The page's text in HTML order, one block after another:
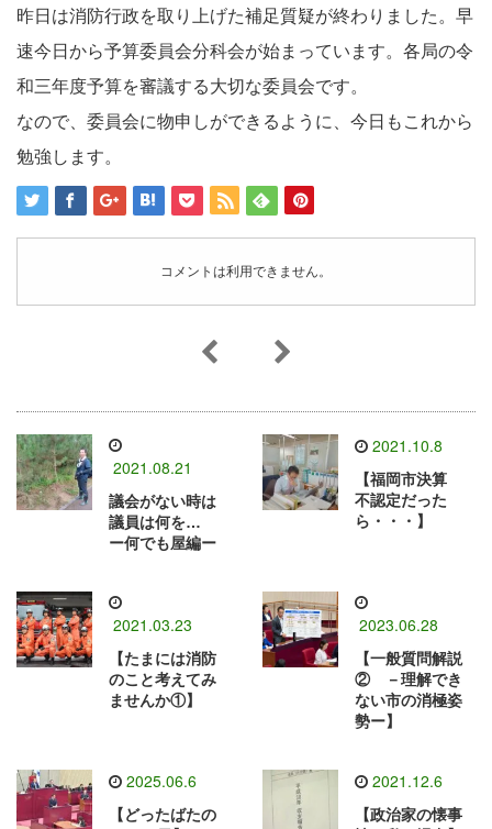
昨日は消防行政を取り上げた補足質疑が終わりました。早
速今日から予算委員会分科会が始まっています。各局の令
和三年度予算を審議する大切な委員会です。
なので、委員会に物申しができるように、今日もこれから
勉強します。
コメントは利用できません。
2021.08.21
議会がない時は
議員は何を…
ー何でも屋編ー
2021.10.8
【福岡市決算
不認定だった
ら・・・】
2021.03.23
【たまには消防
のこと考えてみ
ませんか①】
2023.06.28
【一般質問解説
② －理解でき
ない市の消極姿
勢ー】
2025.06.6
【どったばたの
2021.12.6
【政治家の懐事